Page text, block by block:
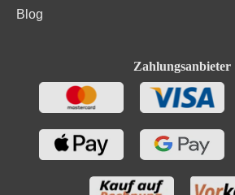
Blog
Zahlungsanbieter